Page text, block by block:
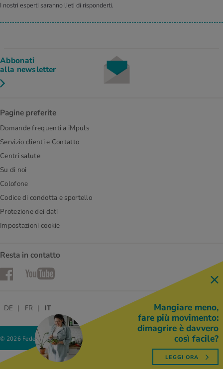
I nostri esperti saranno lieti di risponderti.
Abbonati
alla newsletter
Pagine preferite
Domande frequenti a iMpuls
Servizio clienti e Contatto
Centri salute
Su di noi
Colofone
Codice di condotta e sportello
Protezione dei dati
Impostazioni cookie
Resta in contatto
FacebookYouTube
© 2026 Federazione delle cooperative Migros
DE FR IT
Mangiare meno,
fare più movimento:
dimagrire è davvero
così facile?
LEGGI ORA